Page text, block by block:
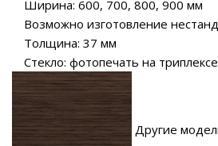
Ширина: 600, 700, 800, 900 мм
Возможно изготовление
Толщина: 37 мм
Стекло: фотопечать на триплексе
Другие